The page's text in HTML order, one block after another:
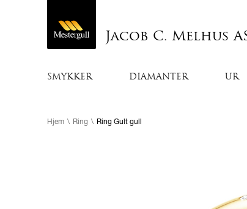
Jacob C. Melhus
SMYKKER DIAMANTER UR
Hjem \ Ring \ Ring Gult gull